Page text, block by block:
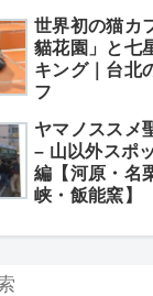
世界初の猫カ
貓花園」と七
キング｜台北
フ
ヤマノススメ
– 山以外スポ
編【河原・名
峡・飯能窯】